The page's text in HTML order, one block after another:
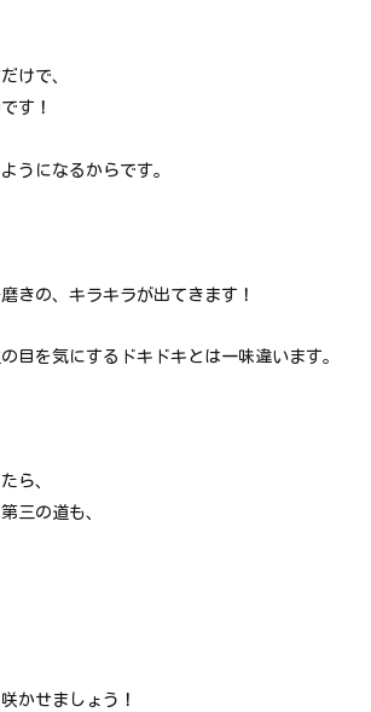
けで、
す！
うになるからです。
きの、キラキラが出てきます！
目を気にするドキドキとは一味違います。
ら、
三の道も、
かせましょう！